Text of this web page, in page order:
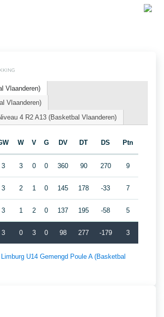
Vlaanderen)
Vlaanderen)
4 R2 A13 (Basketbal Vlaanderen)
W V G DV DT DS Ptn
3 3 0 0 360 90 270 9
3 2 1 0 145 178 -33 7
3 1 2 0 137 195 -58 5
3 0 3 0 98 277 -179 3
U14 Gemengd Poule A (Basketbal